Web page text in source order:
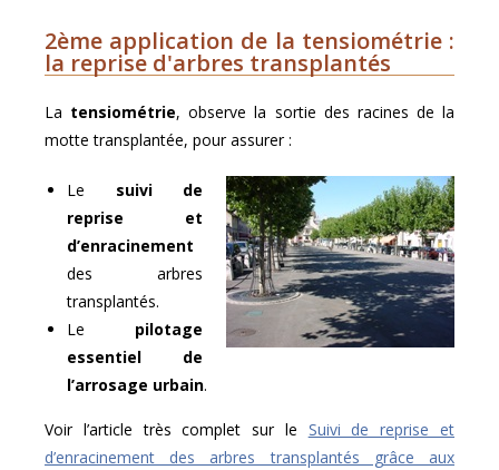
2ème application de la tensiométrie :
la reprise d'arbres transplantés
La tensiométrie, observe la sortie des racines de la
motte transplantée, pour assurer :
Le suivi de
reprise et
d’enracinement
des arbres
transplantés.
Le pilotage
essentiel de
l’arrosage urbain.
Voir l’article très complet sur le Suivi de reprise et
d’enracinement des arbres transplantés grâce aux